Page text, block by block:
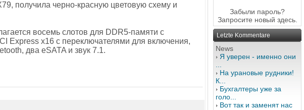
получила черно-красную цветовую схему и
восемь слотов для DDR5-памяти с
Express х16 с переключателями для включения,
два eSATA и звук 7.1.
Забыли пароль?
Запросите новый здесь.
Letzte Kommentare
News
Я уверен - именно они
На урановые рудники!
К...
Бухгалтеры уже за
голо...
Вот так и заменят нас